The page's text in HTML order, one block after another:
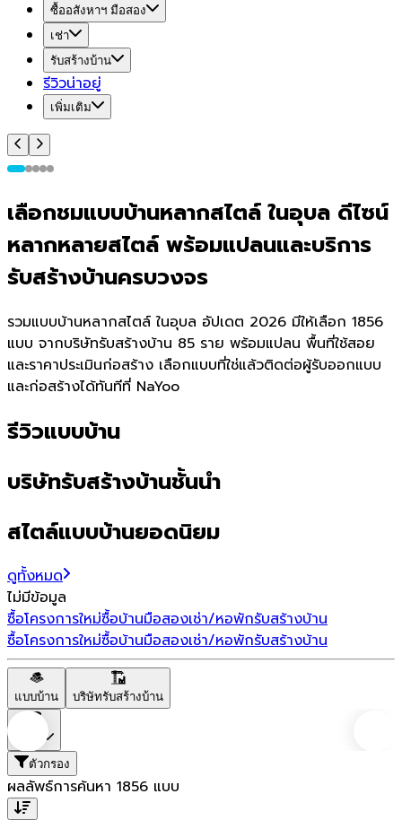
ซื้ออสังหาฯ มือสอง
เช่า
รับสร้างบ้าน
รีวิวน่าอยู่
เพิ่มเติม
เลือกชมแบบบ้านหลากสไตล์ ในอุบล ดีไซน์
หลากหลายสไตล์ พร้อมแปลนและบริการ
รับสร้างบ้านครบวงจร
รวมแบบบ้านหลากสไตล์ ในอุบล อัปเดต 2026 มีให้เลือก 1856
แบบ จากบริษัทรับสร้างบ้าน 85 ราย พร้อมแปลน พื้นที่ใช้สอย
และราคาประเมินก่อสร้าง เลือกแบบที่ใช่แล้วติดต่อผู้รับออกแบบ
และก่อสร้างได้ทันทีที่ NaYoo
รีวิวแบบบ้าน
บริษัทรับสร้างบ้านชั้นนำ
สไตล์แบบบ้านยอดนิยม
ดูทั้งหมด
ไม่มีข้อมูล
ซื้อโครงการใหม่ซื้อบ้านมือสองเช่า/หอพักรับสร้างบ้าน
ซื้อโครงการใหม่ซื้อบ้านมือสองเช่า/หอพักรับสร้างบ้าน
แบบบ้าน บริษัทรับสร้างบ้าน
ตัวกรอง
ผลลัพธ์การค้นหา 1856 แบบ